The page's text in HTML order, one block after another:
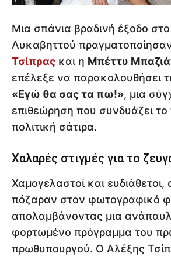
Μια σπάνια βραδινή έξοδο
Λυκαβηττού
Τσίπρας και η Μπέττυ
επέλεξε να παρακολουθήσει
«Εγώ θα σας τα πω!», μια
επιθεώρηση που συνδυάζει το
πολιτική σάτιρα.
Χαλαρές στιγμές για το
Χαμογελαστοί και ευδιάθετοι,
πόζαραν στον φωτογραφικό
απολαμβάνοντας μια
φορτωμένο πρόγραμμα του
πρωθυπουργού. Ο Αλέξης